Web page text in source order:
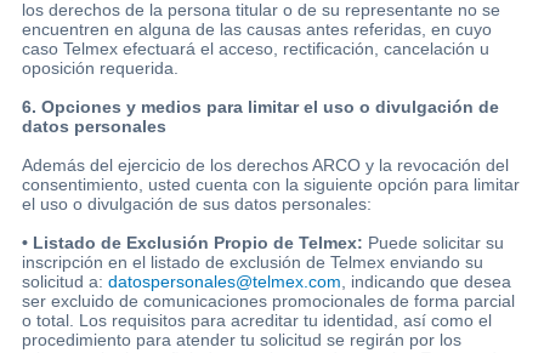
los derechos de la persona titular o de su representante no se
encuentren en alguna de las causas antes referidas, en cuyo
caso Telmex efectuará el acceso, rectificación, cancelación u
oposición requerida.
6. Opciones y medios para limitar el uso o divulgación de
datos personales
Además del ejercicio de los derechos ARCO y la revocación del
consentimiento, usted cuenta con la siguiente opción para limitar
el uso o divulgación de sus datos personales:
• Listado de Exclusión Propio de Telmex: Puede solicitar su
inscripción en el listado de exclusión de Telmex enviando su
solicitud a: datospersonales@telmex.com , indicando que desea
ser excluido de comunicaciones promocionales de forma parcial
o total. Los requisitos para acreditar tu identidad, así como el
procedimiento para atender tu solicitud se regirán por los